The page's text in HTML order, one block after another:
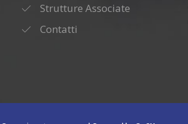
Strutture Associate
Contatti